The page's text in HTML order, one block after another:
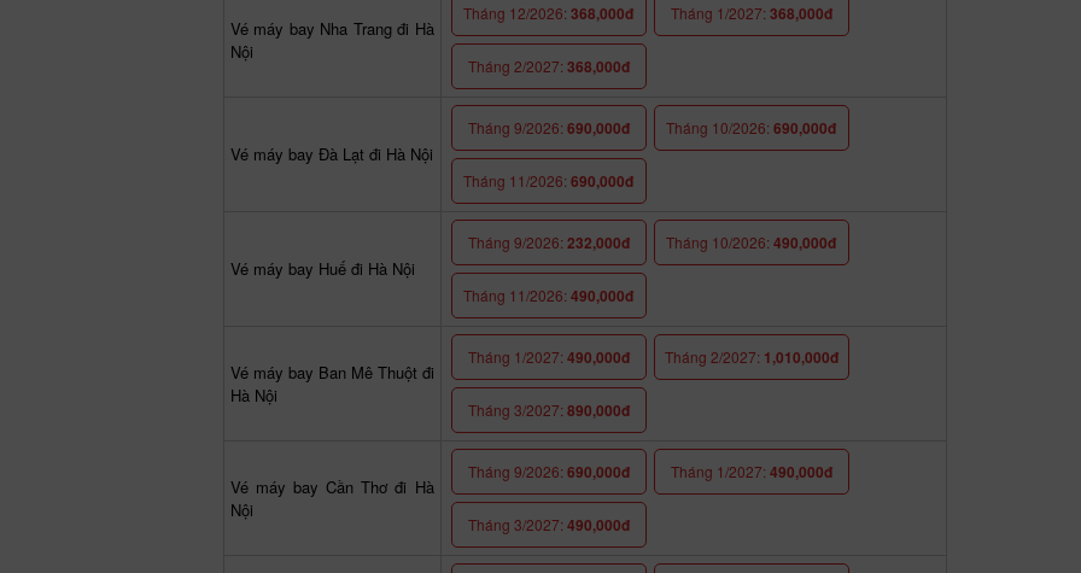
Vé máy bay Nha Trang đi Hà
Nội
Tháng 12/2026: 368,000đ Tháng 1/2027: 368,000đ
Tháng 2/2027: 368,000đ
Vé máy bay Đà Lạt đi Hà Nội
Tháng 9/2026: 690,000đ Tháng 10/2026: 690,000đ
Tháng 11/2026: 690,000đ
Vé máy bay Huế đi Hà Nội
Tháng 9/2026: 232,000đ Tháng 10/2026: 490,000đ
Tháng 11/2026: 490,000đ
Vé máy bay Ban Mê Thuột đi
Hà Nội
Tháng 1/2027: 490,000đ Tháng 2/2027: 1,010,000đ
Tháng 3/2027: 890,000đ
Vé máy bay Cần Thơ đi Hà
Nội
Tháng 9/2026: 690,000đ Tháng 1/2027: 490,000đ
Tháng 3/2027: 490,000đ